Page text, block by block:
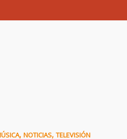
, NOTICIAS, TELEVISIÓN